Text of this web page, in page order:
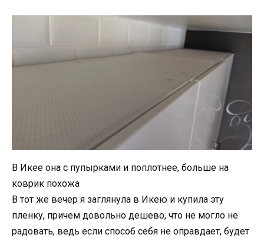
В Икее она с пупырками и поплотнее, больше на
коврик похожа
В тот же вечер я заглянула в Икею и купила эту
пленку, причем довольно дешево, что не могло не
радовать, ведь если способ себя не оправдает, будет